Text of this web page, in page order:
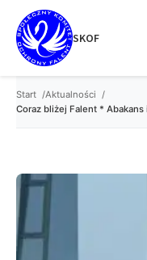
treści
SKOF
Start
Aktualności
Coraz bliżej Falent *